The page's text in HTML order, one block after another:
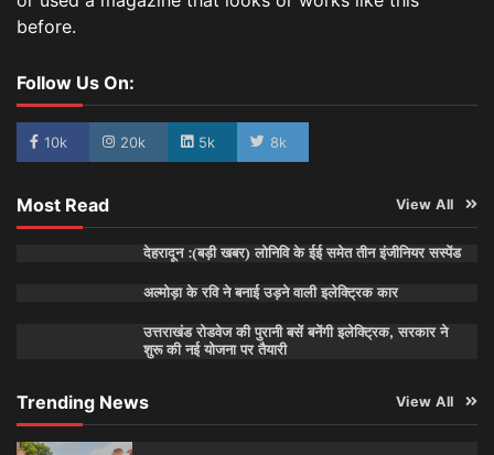
before.
Follow Us On:
10k 20k 5k 8k
Most Read View All
देहरादून :(बड़ी खबर) लोनिवि के ईई समेत तीन इंजीनियर सस्पेंड
अल्मोड़ा के रवि ने बनाई उड़ने वाली इलेक्ट्रिक कार
उत्तराखंड रोडवेज की पुरानी बसें बनेंगी इलेक्ट्रिक, सरकार ने
शुरू की नई योजना पर तैयारी
Trending News View All